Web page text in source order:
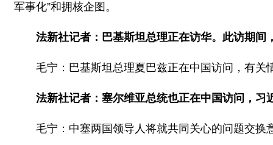
军事化”和拥核企图。
法新社记者：巴基斯坦总理正在访华。此访期间
毛宁：巴基斯坦总理夏巴兹正在中国访问，有
法新社记者：塞尔维亚总统也正在中国访问，
毛宁：中塞两国领导人将就共同关心的问题交换